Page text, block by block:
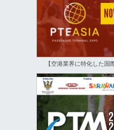
【空港業界に特化した国